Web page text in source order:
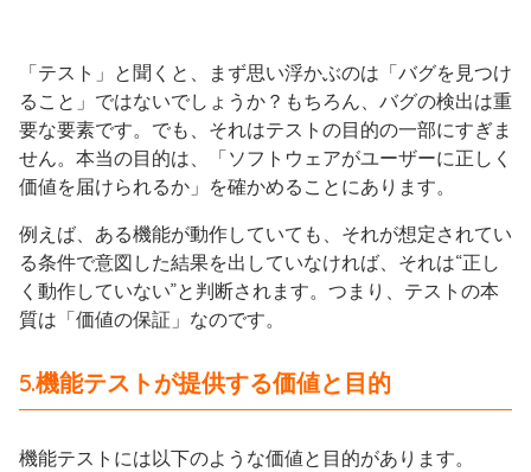
「テスト」と聞くと、まず思い浮かぶのは「バグを見つけ
ること」ではないでしょうか？もちろん、バグの検出は重
要な要素です。でも、それはテストの目的の一部にすぎま
せん。本当の目的は、「ソフトウェアがユーザーに正しく
価値を届けられるか」を確かめることにあります。
例えば、ある機能が動作していても、それが想定されてい
る条件で意図した結果を出していなければ、それは“正し
く動作していない”と判断されます。つまり、テストの本
質は「価値の保証」なのです。
5.機能テストが提供する価値と目的
機能テストには以下のような価値と目的があります。